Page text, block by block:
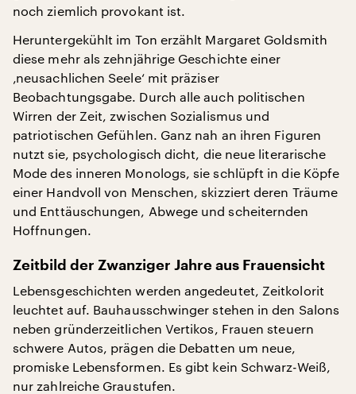
noch ziemlich provokant ist.
Heruntergekühlt im Ton erzählt Margaret Goldsmith
diese mehr als zehnjährige Geschichte einer
‚neusachlichen Seele‘ mit präziser
Beobachtungsgabe. Durch alle auch politischen
Wirren der Zeit, zwischen Sozialismus und
patriotischen Gefühlen. Ganz nah an ihren Figuren
nutzt sie, psychologisch dicht, die neue literarische
Mode des inneren Monologs, sie schlüpft in die Köpfe
einer Handvoll von Menschen, skizziert deren Träume
und Enttäuschungen, Abwege und scheiternden
Hoffnungen.
Zeitbild der Zwanziger Jahre aus Frauensicht
Lebensgeschichten werden angedeutet, Zeitkolorit
leuchtet auf. Bauhausschwinger stehen in den Salons
neben gründerzeitlichen Vertikos, Frauen steuern
schwere Autos, prägen die Debatten um neue,
promiske Lebensformen. Es gibt kein Schwarz-Weiß,
nur zahlreiche Graustufen.